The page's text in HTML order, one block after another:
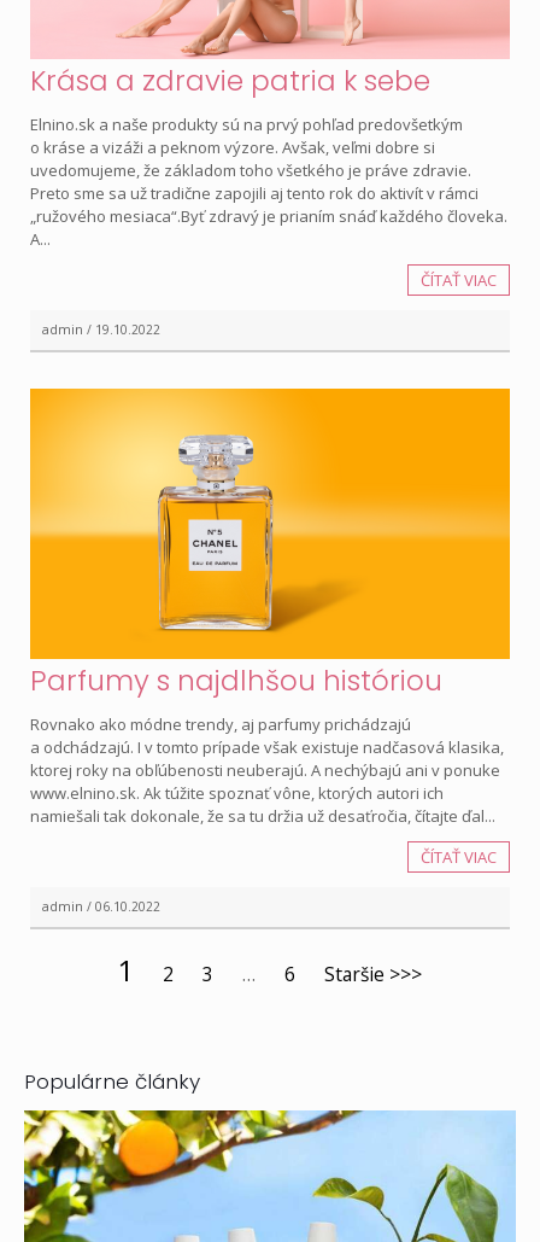
Krása a zdravie patria k sebe
Elnino.sk a naše produkty sú na prvý pohľad predovšetkým
o kráse a vizáži a peknom výzore. Avšak, veľmi dobre si
uvedomujeme, že základom toho všetkého je práve zdravie.
Preto sme sa už tradične zapojili aj tento rok do aktivít v rámci
„ružového mesiaca“.Byť zdravý je prianím snáď každého človeka.
A...
ČÍTAŤ VIAC
admin / 19.10.2022
Parfumy s najdlhšou históriou
Rovnako ako módne trendy, aj parfumy prichádzajú
a odchádzajú. I v tomto prípade však existuje nadčasová klasika,
ktorej roky na obľúbenosti neuberajú. A nechýbajú ani v ponuke
www.elnino.sk. Ak túžite spoznať vône, ktorých autori ich
namiešali tak dokonale, že sa tu držia už desaťročia, čítajte ďal...
ČÍTAŤ VIAC
admin / 06.10.2022
1 2 3 … 6 Staršie >>>
Populárne články